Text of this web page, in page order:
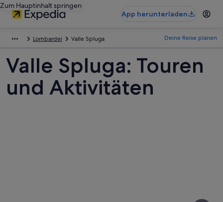
Zum Hauptinhalt springen
App herunterladen
Lombardei Valle Spluga Deine Reise planen
Valle Spluga: Touren
und Aktivitäten